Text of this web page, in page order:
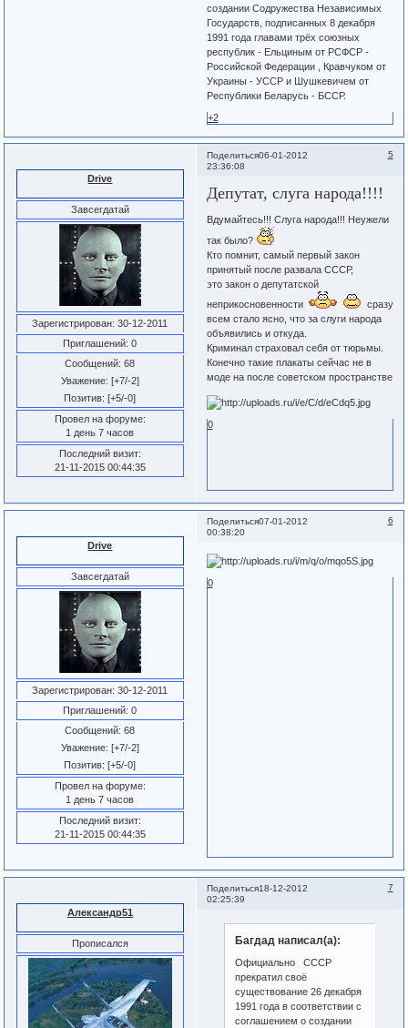
создании Содружества Независимых
Государств, подписанных 8 декабря
1991 года главами трёх союзных
республик - Ельциным от РСФСР -
Российской Федерации , Кравчуком от
Украины - УССР и Шушкевичем от
Республики Беларусь - БССР.
+2
Поделиться 5
06-01-2012
23:36:08
Drive
Завсегдатай
Зарегистрирован: 30-12-2011
Приглашений: 0
Сообщений: 68
Уважение: [+7/-2]
Позитив: [+5/-0]
Провел на форуме:
1 день 7 часов
Последний визит:
21-11-2015 00:44:35
Депутат, слуга народа!!!!
Вдумайтесь!!! Слуга народа!!! Неужели
так было?
Кто помнит, самый первый закон
принятый после развала СССР,
это закон о депутатской
неприкосновенности
сразу
всем стало ясно, что за слуги народа
объявились и откуда.
Криминал страховал себя от тюрьмы.
Конечно такие плакаты сейчас не в
моде на после советском пространстве
0
Поделиться 6
07-01-2012
00:38:20
Drive
Завсегдатай
Зарегистрирован: 30-12-2011
Приглашений: 0
Сообщений: 68
Уважение: [+7/-2]
Позитив: [+5/-0]
Провел на форуме:
1 день 7 часов
Последний визит:
21-11-2015 00:44:35
0
Поделиться 7
18-12-2012
02:25:39
Александр51
Прописался Багдад написал(а):
Официально СССР
прекратил своё
существование 26 декабря
1991 года в соответствии с
соглашением о создании